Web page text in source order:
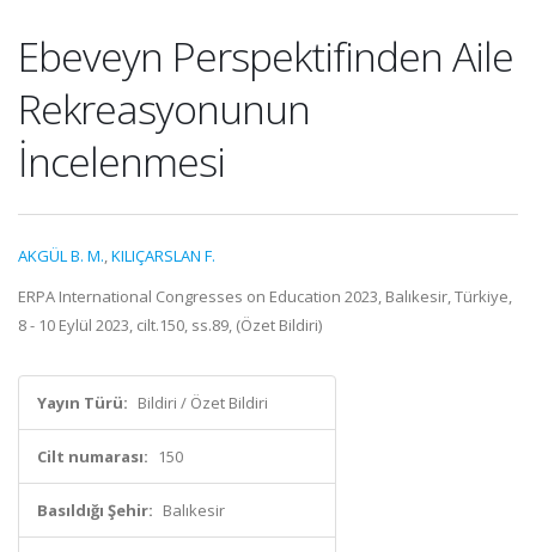
Ebeveyn Perspektifinden Aile
Rekreasyonunun
İncelenmesi
AKGÜL B. M.,KILIÇARSLAN F.
ERPA International Congresses on Education 2023, Balıkesir, Türkiye,
8 - 10 Eylül 2023, cilt.150, ss.89, (Özet Bildiri)
Yayın Türü: Bildiri / Özet Bildiri
Cilt numarası: 150
Basıldığı Şehir: Balıkesir